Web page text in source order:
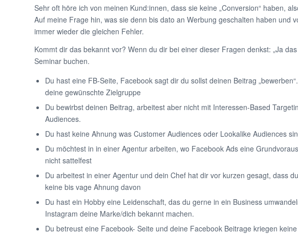
Sehr oft höre ich von meinen Kund:innen, dass sie keine „Conversion“ haben,
Auf meine Frage hin, was sie denn bis dato an Werbung geschalten haben und
immer wieder die gleichen Fehler.
Kommt dir das bekannt vor? Wenn du dir bei einer dieser Fragen denkst: „Ja
Seminar buchen.
Du hast eine FB-Seite, Facebook sagt dir du sollst deinen Beitrag
deine gewünschte Zielgruppe
Du bewirbst deinen Beitrag, arbeitest aber nicht mit Interessen-Based
Audiences.
Du hast keine Ahnung was Customer Audiences oder Lookalike Audiences
Du möchtest in in einer Agentur arbeiten, wo Facebook Ads eine
nicht sattelfest
Du arbeitest in einer Agentur und dein Chef hat dir vor kurzen gesagt, dass
keine bis vage Ahnung davon
Du hast ein Hobby eine Leidenschaft, das du gerne in ein Business
Instagram deine Marke/dich bekannt machen.
Du betreust eine Facebook- Seite und deine Facebook Beitrage kriegen